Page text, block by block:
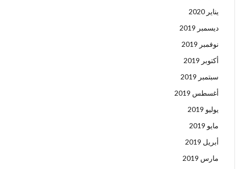
يناير 2020
ديسمبر 2019
نوفمبر 2019
أكتوبر 2019
سبتمبر 2019
أغسطس 2019
يوليو 2019
مايو 2019
أبريل 2019
مارس 2019